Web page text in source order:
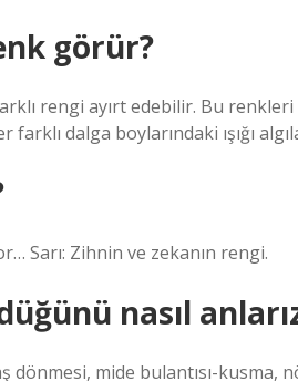
görür?
rengi ayırt edebilir. Bu
farklı dalga boylarındaki ışığı
Sarı: Zihnin ve zekanın rengi.
nasıl
dönmesi, mide bulantısı-